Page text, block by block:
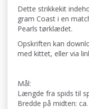
Dette strikkekit
gram Coast i en
Pearls tørklædet.
Opskriften kan
med kittet, eller via
Mål:
Længde fra spids til
Bredde på midten: